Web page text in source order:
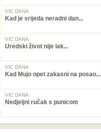
VIC DANA
Kad je srijeda neradni dan...
VIC DANA
Uredski život nije lak...
VIC DANA
Kad Mujo opet zakasni na posao...
VIC DANA
Nedjeljni ručak s punicom